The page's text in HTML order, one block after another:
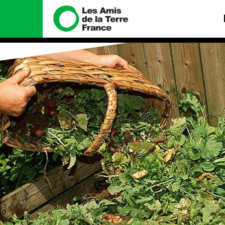
Nous connaître
Histoire
Manifeste
Missions et méthodes
Valeurs
Équipes et
fonctionnement
Le réseau dans le monde
Nos alliés
Je soutiens les Amis de la
Terre
Nos
Total, rendez-
tribunal
Gaz « naturel
enfumage
Mode : une
destructrice
Gaz au
violence
Nos autres